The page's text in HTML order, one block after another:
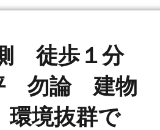
徒歩１分
勿論 建物
境抜群で